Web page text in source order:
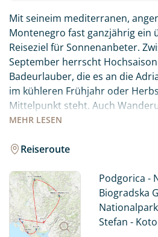
MEHR LESEN
Mit seineim mediterranen,
Montenegro fast ganzjährig ein
Reiseziel für Sonnenanbeter.
September herrscht Hochsaison
Badeurlauber, die es an die
im kühleren Frühjahr oder
Mittelpunkt steht. Auch
der Sommermonate
Zu den Perlen Montenegros
tiefste Canyon Europas, die
von Kotor, der südlichste Fjord
verträumte Sandstrände in der
Im Norden von Montenegro
schneebedeckte Berge,
Reiseroute
Podgorica -
Biogradska
Stefan -